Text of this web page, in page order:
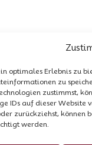
optimales Erlebnis zu
zu
zustimmst,
IDs auf dieser Website
zurückziehst, können
werden.